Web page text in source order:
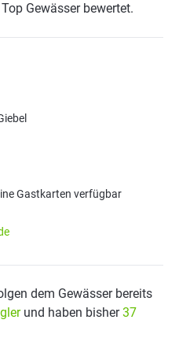
Gewässer bewertet.
Gastkarten verfügbar
dem Gewässer bereits
und haben bisher37